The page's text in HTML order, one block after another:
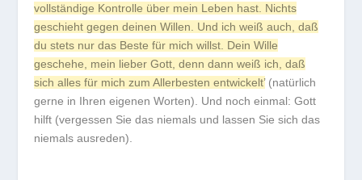
vollständige Kontrolle über mein Leben hast. Nichts
geschieht gegen deinen Willen. Und ich weiß auch, daß
du stets nur das Beste für mich willst. Dein Wille
geschehe, mein lieber Gott, denn dann weiß ich, daß
sich alles für mich zum Allerbesten entwickelt’(natürlich
gerne in Ihren eigenen Worten). Und noch einmal: Gott
hilft (vergessen Sie das niemals und lassen Sie sich das
niemals ausreden).